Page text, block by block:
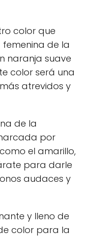
color que
de la
naranja suave
color será una
atrevidos y
de la
por
el amarillo,
para darle
audaces y
y lleno de
color para la